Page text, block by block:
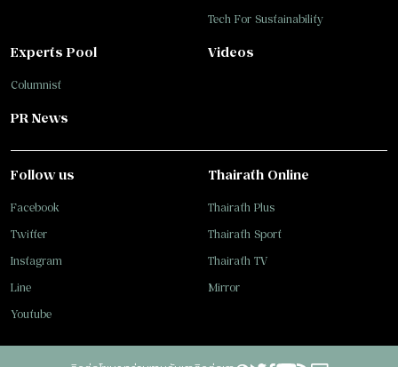
Tech For Sustainability
Experts Pool
Columnist
Videos
PR News
Follow us
Facebook
Twitter
Instagram
Line
Youtube
Thairath Online
Thairath Plus
Thairath Sport
Thairath TV
Mirror